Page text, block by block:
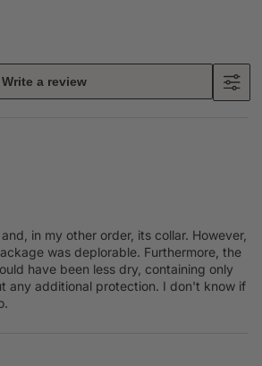
Write a review
in my other order, its collar. However,
was deplorable. Furthermore, the
have been less dry, containing only
any additional protection. I don't know if